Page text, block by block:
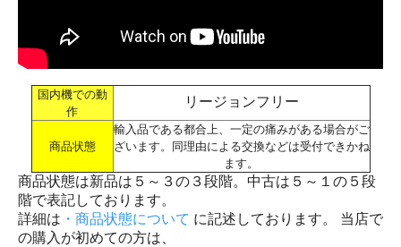
国内機での動
作
リージョンフリー
商品状態
輸入品である都合上、一定の痛みがある場合がご
ざいます。同理由による交換などは受付できかね
ます。
商品状態は新品は５～３の３段階。中古は５～１の５段
階で表記しております。
詳細は ・商品状態について に記述しております。 当店で
の購入が初めての方は、